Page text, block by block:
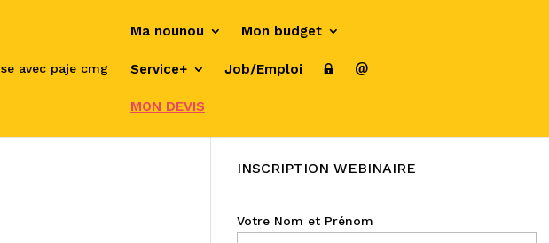
Ma nounou Mon budget
Service+ Job/Emploi
MON DEVIS
INSCRIPTION WEBINAIRE
Votre Nom et Prénom